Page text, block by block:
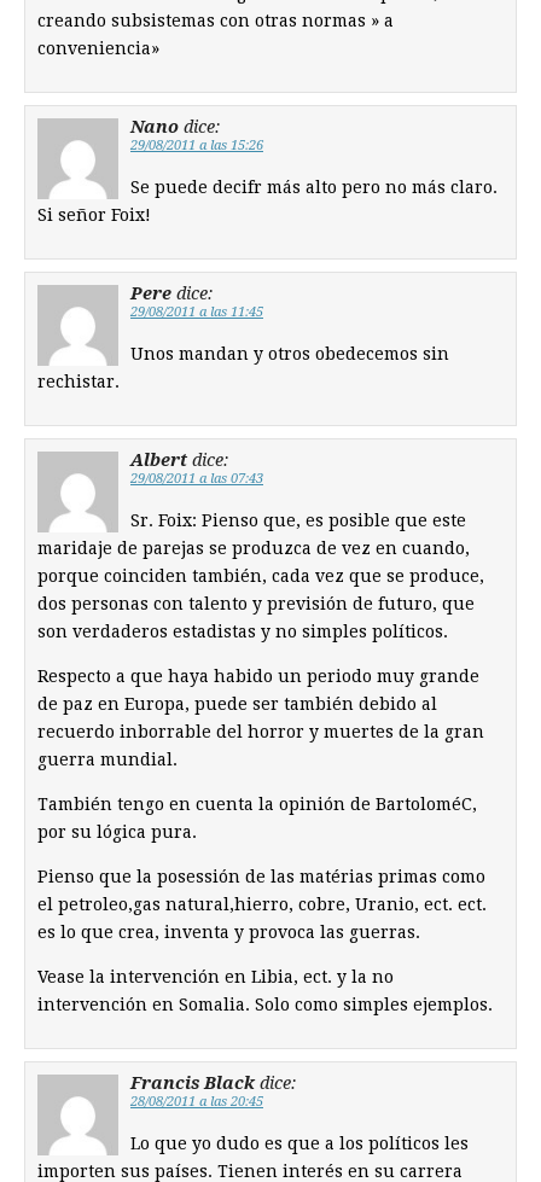
creando subsistemas con otras normas » a
conveniencia»
Nano dice:
29/08/2011 a las 15:26
Se puede decifr más alto pero no más claro.
Si señor Foix!
Pere dice:
29/08/2011 a las 11:45
Unos mandan y otros obedecemos sin
rechistar.
Albert dice:
29/08/2011 a las 07:43
Sr. Foix: Pienso que, es posible que este
maridaje de parejas se produzca de vez en cuando,
porque coinciden también, cada vez que se produce,
dos personas con talento y previsión de futuro, que
son verdaderos estadistas y no simples políticos.
Respecto a que haya habido un periodo muy grande
de paz en Europa, puede ser también debido al
recuerdo inborrable del horror y muertes de la gran
guerra mundial.
También tengo en cuenta la opinión de BartoloméC,
por su lógica pura.
Pienso que la posessión de las matérias primas como
el petroleo,gas natural,hierro, cobre, Uranio, ect. ect.
es lo que crea, inventa y provoca las guerras.
Vease la intervención en Libia, ect. y la no
intervención en Somalia. Solo como simples ejemplos.
Francis Black dice:
28/08/2011 a las 20:45
Lo que yo dudo es que a los políticos les
importen sus países. Tienen interés en su carrera